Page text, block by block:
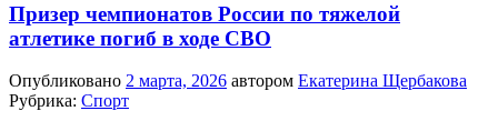
Призер чемпионатов России по тяжелой
атлетике погиб в ходе СВО
Опубликовано 2 марта, 2026 автором Екатерина Щербакова
Рубрика: Спорт